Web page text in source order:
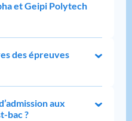
et Geipi Polytech
des épreuves
aux
bac ?